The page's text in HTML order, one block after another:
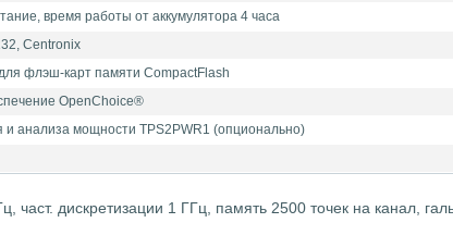
время работы от аккумулятора 4 часа
Centronix
флэш-карт памяти CompactFlash
OpenChoice®
анализа мощности TPS2PWR1 (опционально)
част. дискретизации 1 ГГц, память 2500 точек на канал,